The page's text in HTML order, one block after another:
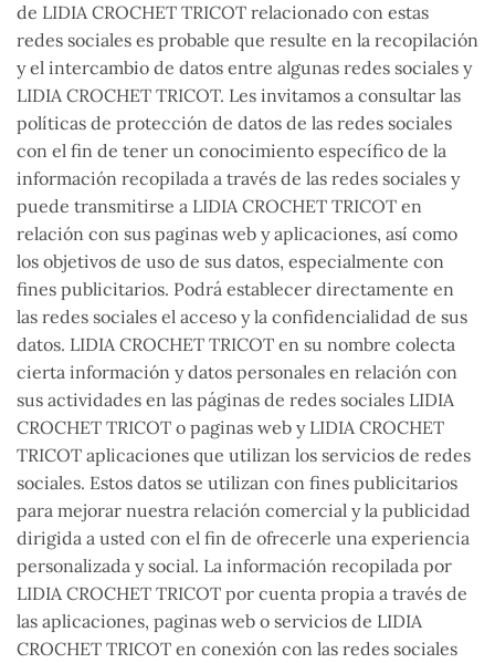
de LIDIA CROCHET TRICOT relacionado con estas
redes sociales es probable que resulte en la recopilación
y el intercambio de datos entre algunas redes sociales y
LIDIA CROCHET TRICOT. Les invitamos a consultar las
políticas de protección de datos de las redes sociales
con el fin de tener un conocimiento específico de la
información recopilada a través de las redes sociales y
puede transmitirse a LIDIA CROCHET TRICOT en
relación con sus paginas web y aplicaciones, así como
los objetivos de uso de sus datos, especialmente con
fines publicitarios. Podrá establecer directamente en
las redes sociales el acceso y la confidencialidad de sus
datos. LIDIA CROCHET TRICOT en su nombre colecta
cierta información y datos personales en relación con
sus actividades en las páginas de redes sociales LIDIA
CROCHET TRICOT o paginas web y LIDIA CROCHET
TRICOT aplicaciones que utilizan los servicios de redes
sociales. Estos datos se utilizan con fines publicitarios
para mejorar nuestra relación comercial y la publicidad
dirigida a usted con el fin de ofrecerle una experiencia
personalizada y social. La información recopilada por
LIDIA CROCHET TRICOT por cuenta propia a través de
las aplicaciones, paginas web o servicios de LIDIA
CROCHET TRICOT en conexión con las redes sociales